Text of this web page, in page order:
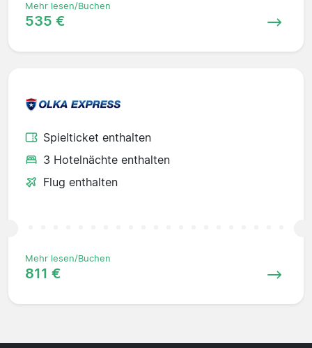
Mehr lesen/Buchen
535 €
Spielticket enthalten
3 Hotelnächte enthalten
Flug enthalten
Mehr lesen/Buchen
811 €